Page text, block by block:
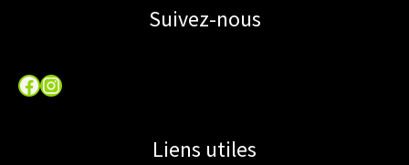
Suivez-nous
Facebook
Instagram
Liens utiles